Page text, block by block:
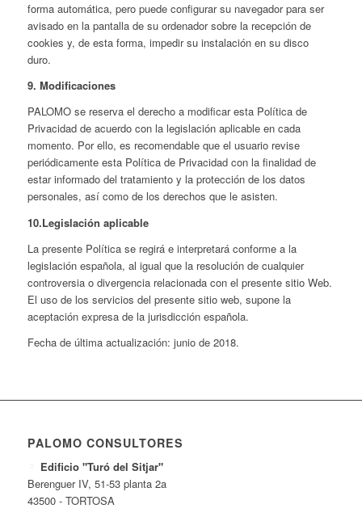
forma automática, pero puede configurar su navegador para ser
avisado en la pantalla de su ordenador sobre la recepción de
cookies y, de esta forma, impedir su instalación en su disco
duro.
9. Modificaciones
PALOMO se reserva el derecho a modificar esta Política de
Privacidad de acuerdo con la legislación aplicable en cada
momento. Por ello, es recomendable que el usuario revise
periódicamente esta Política de Privacidad con la finalidad de
estar informado del tratamiento y la protección de los datos
personales, así como de los derechos que le asisten.
10.Legislación aplicable
La presente Política se regirá e interpretará conforme a la
legislación española, al igual que la resolución de cualquier
controversia o divergencia relacionada con el presente sitio Web.
El uso de los servicios del presente sitio web, supone la
aceptación expresa de la jurisdicción española.
Fecha de última actualización: junio de 2018.
PALOMO CONSULTORES
Edificio "Turó del Sitjar"
Berenguer IV, 51-53 planta 2a
43500 - TORTOSA